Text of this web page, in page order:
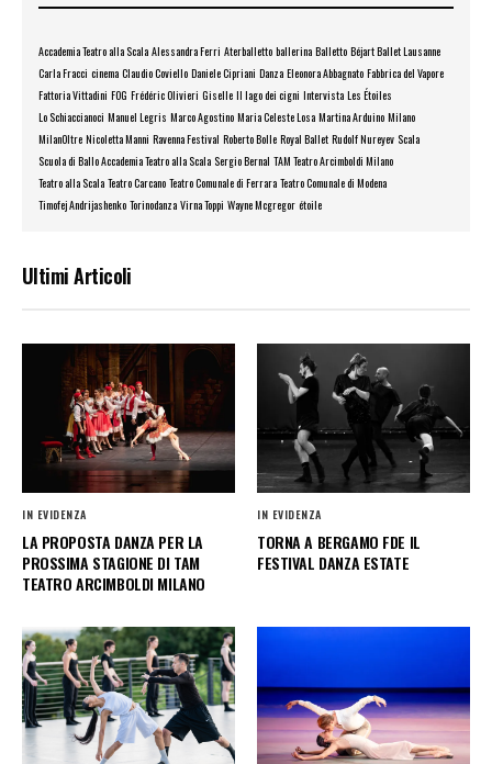
Accademia Teatro alla Scala Alessandra Ferri Aterballetto ballerina Balletto Béjart Ballet Lausanne
Carla Fracci cinema Claudio Coviello Daniele Cipriani Danza Eleonora Abbagnato Fabbrica del Vapore
Fattoria Vittadini FOG Frédéric Olivieri Giselle Il lago dei cigni Intervista Les Étoiles
Lo Schiaccianoci Manuel Legris Marco Agostino Maria Celeste Losa Martina Arduino Milano
MilanOltre Nicoletta Manni Ravenna Festival Roberto Bolle Royal Ballet Rudolf Nureyev Scala
Scuola di Ballo Accademia Teatro alla Scala Sergio Bernal TAM Teatro Arcimboldi Milano
Teatro alla Scala Teatro Carcano Teatro Comunale di Ferrara Teatro Comunale di Modena
Timofej Andrijashenko Torinodanza Virna Toppi Wayne Mcgregor étoile
Ultimi Articoli
IN EVIDENZA
LA PROPOSTA DANZA PER LA
PROSSIMA STAGIONE DI TAM
TEATRO ARCIMBOLDI MILANO
IN EVIDENZA
TORNA A BERGAMO FDE IL
FESTIVAL DANZA ESTATE